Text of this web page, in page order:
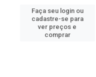
Faça seu login ou
cadastre-se para
ver preços e
comprar